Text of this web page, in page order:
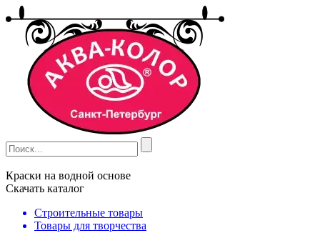
Краски на водной основе
Скачать каталог
Строительные товары
Товары для творчества